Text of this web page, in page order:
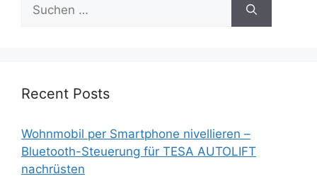
nach:
Recent Posts
Wohnmobil per Smartphone nivellieren –
Bluetooth-Steuerung für TESA AUTOLIFT
nachrüsten